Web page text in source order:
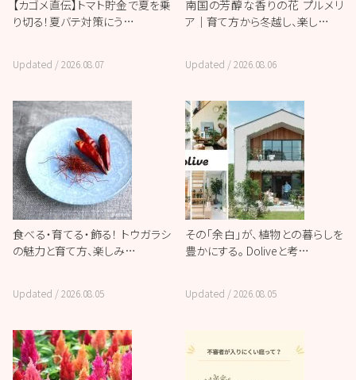
【カゴメ直伝】トマト貯金で夏を乗
り切る！夏バテ対策にう…
Updated /2026.08.07
南国の芳醇な香りの花 プルメリ
ア｜育て方から冬越し、楽し…
Updated /2026.08.06
食べる・育てる・飾る！ トウガラシ
の魅力と育て方、楽しみ…
Updated /2026.08.05
その「余白」が、植物との暮らしを
豊かにする。 Doliveと考…
Updated /2026.08.05